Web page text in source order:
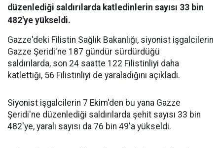
düzenlediği saldırılarda katledinlerin sayısı 33 bin
482'ye yükseldi.
Gazze'deki Filistin Sağlık Bakanlığı, siyonist işgalcilerin
Gazze Şeridi'ne 187 gündür sürdürdüğü
saldırılarda, son 24 saatte 122 Filistinliyi daha
katlettiği, 56 Filistinliyi de yaraladığını açıkladı.
Siyonist işgalcilerin 7 Ekim'den bu yana Gazze
Şeridi'ne düzenlediği saldırılarda şehit sayısı 33 bin
482'ye, yaralı sayısı da 76 bin 49'a yükseldi.